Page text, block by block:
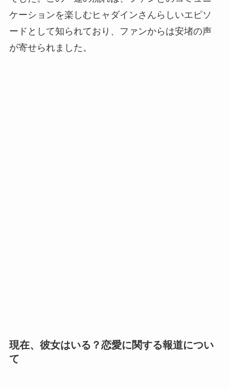
ケーションを楽しむヒャダインさんらしいエピソ
ードとして知られており、ファンからは安堵の声
が寄せられました。
現在、彼女はいる？恋愛に関する報道につい
て